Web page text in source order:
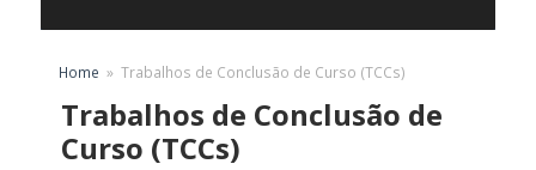
Home Trabalhos de Conclusão de Curso (TCCs)
Trabalhos de Conclusão de
Curso (TCCs)